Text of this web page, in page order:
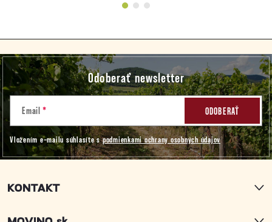
Z
á
p
ä
Odoberať newsletter
Email
Vložením e-mailu súhlasíte spodmienkami ochrany osobných údajov
ODOBERAŤ
KONTAKT